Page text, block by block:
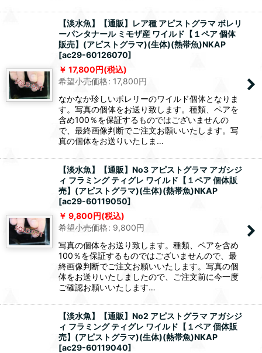
【淡水魚】【通販】レア種 アピストグラマ ボレリ
ーパンタナール ミモザ産 ワイルド【１ペア 個体
販売】(アピストグラマ)(生体)(熱帯魚)NKAP
[ac29-60126070]
17,800円(税込)
希望小売価格: 17,800円
なかなか珍しいボレリーのワイルド個体となりま
す。写真の個体をお送り致します。種類、ペアを
含め100％を保証するものではございませんの
で、最終画像判断でご注文お願いいたします。写
真の個体をお送りいたしま…
【淡水魚】【通販】No3 アピストグラマ アガシジ
ィ フラミング ティグレ ワイルド【１ペア 個体販
売】(アピストグラマ)(生体)(熱帯魚)NKAP
[ac29-60119050]
9,800円(税込)
希望小売価格: 9,800円
写真の個体をお送り致します。種類、ペアを含め
100％を保証するものではございませんので、最
終画像判断でご注文お願いいたします。写真の個
体をお送りいたしましたので、ご注文前に今一度
ご確認お願いいたします…
【淡水魚】【通販】No2 アピストグラマ アガシジ
ィ フラミング ティグレ ワイルド【１ペア 個体販
売】(アピストグラマ)(生体)(熱帯魚)NKAP
[ac29-60119040]